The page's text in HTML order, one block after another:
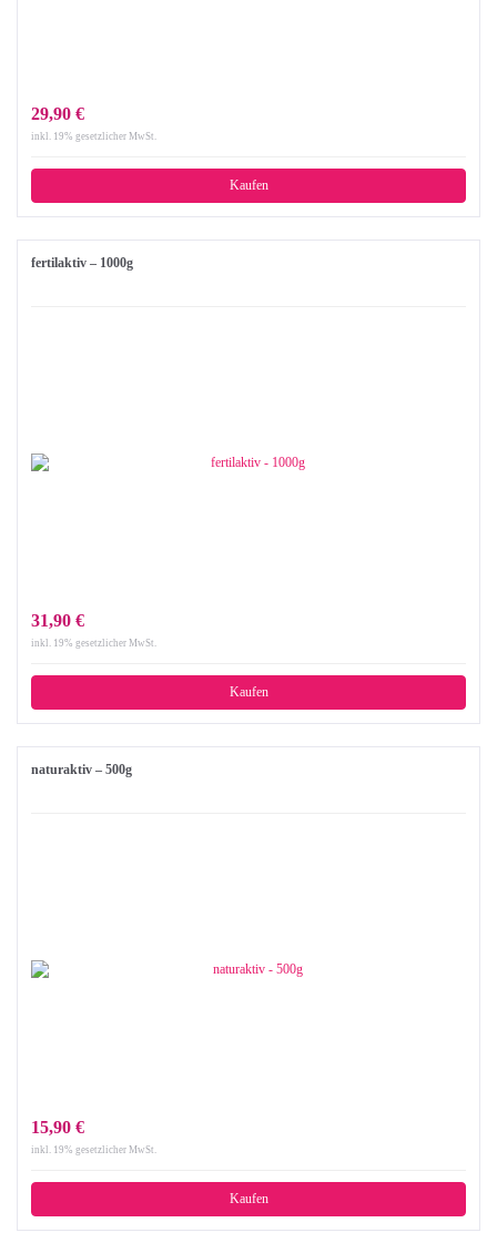
29,90 €
inkl. 19% gesetzlicher MwSt.
Kaufen
fertilaktiv – 1000g
31,90 €
inkl. 19% gesetzlicher MwSt.
Kaufen
naturaktiv – 500g
15,90 €
inkl. 19% gesetzlicher MwSt.
Kaufen